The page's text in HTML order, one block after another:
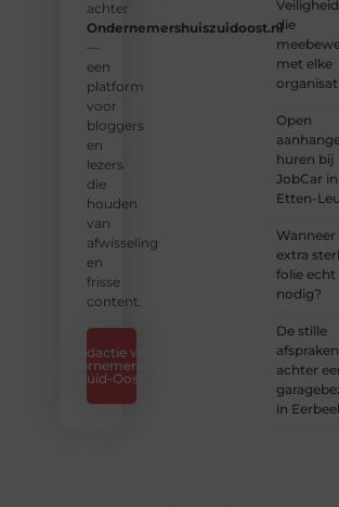
achter
Ondernemershuiszuidoost.nl
—
een
platform
voor
bloggers
en
lezers
die
houden
van
afwisseling
en
frisse
content.
Redactie van
Ondernemershuis
Zuid-Oost
Veiligheid
die
met elke
Open
huren bij
JobCar in
Etten-
Wanneer
extra
folie echt
nodig?
De stille
afspraken
achter
in